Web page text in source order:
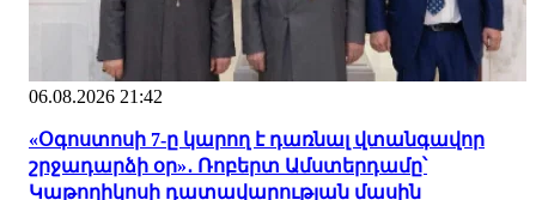
06.08.2026 21:42
«Օգոստոսի 7-ը կարող է դառնալ վտանգավոր
շրջադարձի օր»․ Ռոբերտ Ամստերդամը՝
Կաթողիկոսի դատավարության մասին